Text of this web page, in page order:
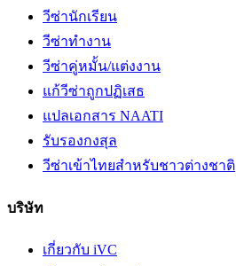
วีซ่านักเรียน
วีซ่าทำงาน
วีซ่าคู่หมั้น/แต่งงาน
แก้วีซ่าถูกปฏิเสธ
แปลเอกสาร NAATI
รับรองกงสุล
วีซ่าเข้าไทยสำหรับชาวต่างชาติ
บริษัท
เกี่ยวกับ iVC